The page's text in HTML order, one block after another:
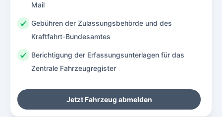
Mail
Gebühren der Zulassungsbehörde und des
Kraftfahrt-Bundesamtes
Berichtigung der Erfassungsunterlagen für das
Zentrale Fahrzeugregister
Jetzt Fahrzeug abmelden